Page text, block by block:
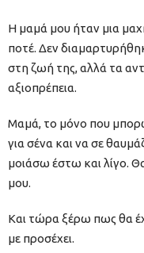
Η μαμά μου ήταν μια
ποτέ. Δεν
στη ζωή της, αλλά τα
αξιοπρέπεια.
Μαμά, το μόνο που
για σένα και να σε
μοιάσω έστω και λίγο.
μου.
Και τώρα ξέρω πως θα
με προσέχει.